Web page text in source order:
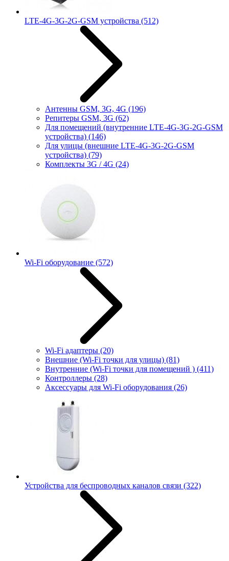
LTE-4G-3G-2G-GSM устройства (512)
Антенны GSM, 3G, 4G (196)
Репитеры GSM, 3G (62)
Для помещений (внутренние LTE-4G-3G-2G-GSM
устройства) (146)
Для улицы (внешние LTE-4G-3G-2G-GSM
устройства) (79)
Комплекты 3G / 4G (24)
Wi-Fi оборудование (572)
Wi-Fi адаптеры (20)
Внешние (Wi-Fi точки для улицы) (81)
Внутренние (Wi-Fi точки для помещений ) (411)
Контроллеры (28)
Аксессуары для Wi-Fi оборудования (26)
Устройства для беспроводных каналов связи (322)